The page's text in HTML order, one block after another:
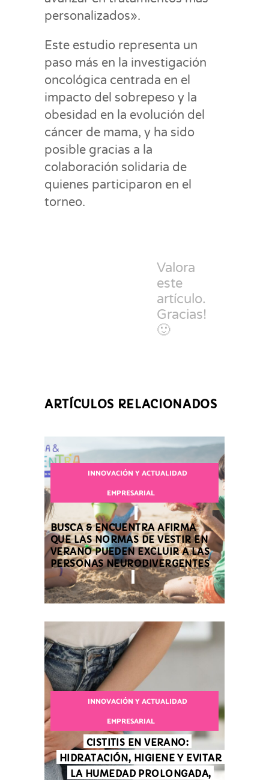
personalizados».
Este estudio representa un
paso más en la investigación
oncológica centrada en el
impacto del sobrepeso y la
obesidad en la evolución del
cáncer de mama, y ha sido
posible gracias a la
colaboración solidaria de
quienes participaron en el
torneo.
Valora
este
artículo.
Gracias!
🙂
ARTÍCULOS RELACIONADOS
INNOVACIÓN Y ACTUALIDAD
EMPRESARIAL
BUSCA & ENCUENTRA AFIRMA
QUE LAS NORMAS DE VESTIR EN
VERANO PUEDEN EXCLUIR A LAS
PERSONAS NEURODIVERGENTES
INNOVACIÓN Y ACTUALIDAD
EMPRESARIAL
CISTITIS EN VERANO:
HIDRATACIÓN, HIGIENE Y EVITAR
LA HUMEDAD PROLONGADA,